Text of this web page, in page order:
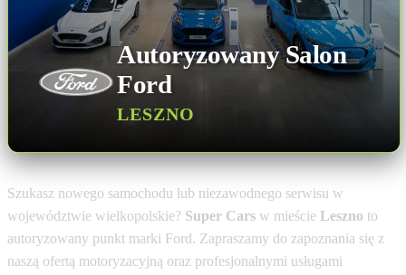
Autoryzowany Salon
Ford
LESZNO
Szukasz nowego samochodu lub niezawodnego serwisu w
województwie wielkopolskie? Super Cars w mieście Leszno to
autoryzowany punkt marki Ford. Zapraszamy do zapoznania się z
naszą ofertą motoryzacyjną oraz profesjonalnymi usługami